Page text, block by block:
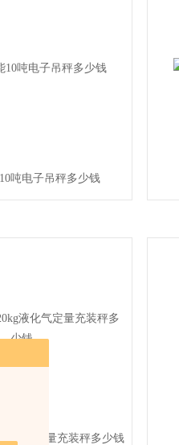
吨电子吊秤多少钱
化气定量充装秤多少钱